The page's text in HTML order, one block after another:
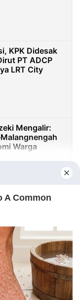
KPK Didesak
PT ADCP
LRT City
Mengalir:
Warga
Stone Crusher
Mengalir
Adriansyah,
Tujuh